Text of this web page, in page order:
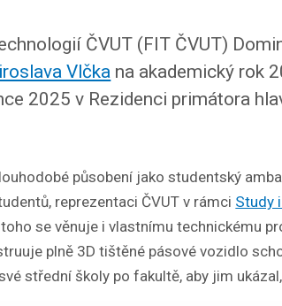
ČVUT (FIT ČVUT)
Vlčka na akademický rok
2025 v Rezidenci primátora
působení jako studentský
reprezentaci ČVUT v rámci Study
se věnuje i vlastnímu technickému
plně 3D tištěné pásové vozidlo
střední školy po fakultě, aby jim